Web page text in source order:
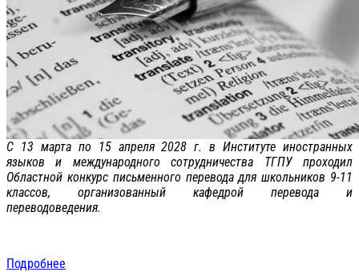
С 13 марта по 15 апреля 2028 г. в Институте иностранных
языков и международного сотрудничества ТГПУ проходил
Областной конкурс письменного перевода для школьников 9-11
классов, организованный кафедрой перевода и
переводоведения.
Подробнее